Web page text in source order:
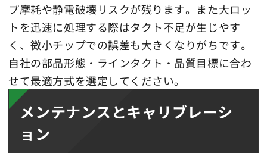
プ摩耗や静電破壊リスクが残ります。また大ロッ
トを迅速に処理する際はタクト不足が生じやす
く、微小チップでの誤差も大きくなりがちです。
自社の部品形態・ラインタクト・品質目標に合わ
せて最適方式を選定してください。
メンテナンスとキャリブレーシ
ョン